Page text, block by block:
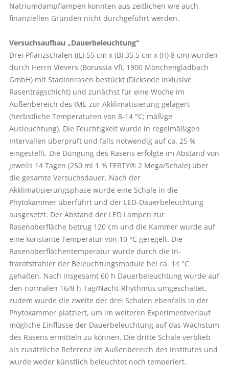
Natriumdampflampen konnten aus zeitlichen wie auch
finanziellen Gründen nicht durchgeführt werden.
Versuchsaufbau „Dauerbeleuchtung“
Drei Pflanzschalen ((L) 55 cm x (B) 35,5 cm x (H) 8 cm) wurden
durch Herrn Vievers (Borussia VfL 1900 Mönchengladbach
GmbH) mit Stadionrasen bestückt (Dicksode inklusive
Rasentragschicht) und zunächst für eine Woche im
Außenbereich des IME zur Akklimatisierung gelagert
(herbstliche Temperaturen von 8-14 °C; mäßige
Ausleuchtung). Die Feuchtigkeit wurde in regelmäßigen
Intervallen überprüft und falls notwendig auf ca. 25 %
eingestellt. Die Düngung des Rasens erfolgte im Abstand von
jeweils 14 Tagen (250 ml 1 % FERTY® 2 Mega/Schale) über
die gesamte Versuchsdauer. Nach der
Akklimatisierungsphase wurde eine Schale in die
Phytokammer überführt und der LED-Dauerbeleuchtung
ausgesetzt. Der Abstand der LED Lampen zur
Rasenoberfläche betrug 120 cm und die Kammer wurde auf
eine konstante Temperatur von 10 °C geregelt. Die
Rasenoberflächentemperatur wurde durch die In­
frarotstrahler der Beleuchtungsmodule bei ca. 14 °C
gehalten. Nach insgesamt 60 h Dauerbeleuchtung wurde auf
den normalen 16/8 h Tag/Nacht-Rhythmus umgeschaltet,
zudem wurde die zweite der drei Schalen ebenfalls in der
Phytokammer platziert, um im weiteren Experimentverlauf
mögliche Einflüsse der Dauerbeleuchtung auf das Wachstum
des Rasens ermitteln zu können. Die dritte Schale verblieb
als zusätzliche Referenz im Außenbereich des Institutes und
wurde weder künstlich beleuchtet noch temperiert.